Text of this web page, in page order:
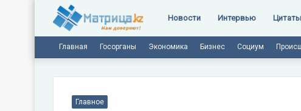
Новости Интервью Цитаты
Главная Госорганы Экономика Бизнес Социум
Главное